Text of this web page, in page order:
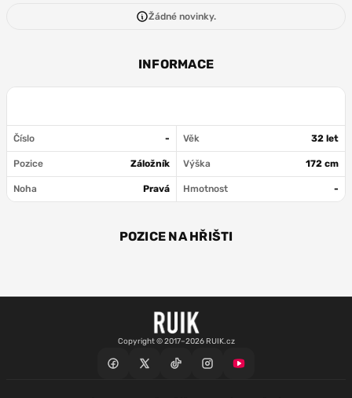
Žádné novinky.
INFORMACE
Číslo - Věk 32 let
Pozice Záložník Výška 172 cm
Noha Pravá Hmotnost -
POZICE NA HŘIŠTI
Copyright © 2017–2026 RUIK.cz